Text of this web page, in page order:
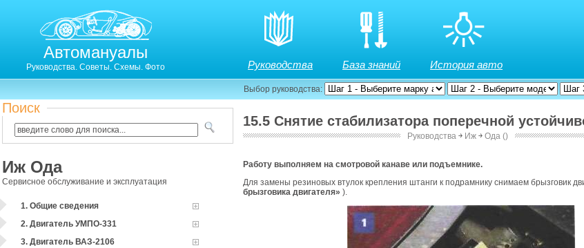
Автомануалы
Руководства. Советы. Схемы. Фото Руководства База знаний История авто
Выбор руководства:
Поиск
Иж Ода
Сервисное обслуживание и эксплуатация
1. Общие сведения
2. Двигатель УМПО-331
3. Двигатель ВАЗ-2106
15.5 Снятие стабилизатора поперечной
Руководства ￫ Иж ￫ Ода ()
Работу выполняем на смотровой канаве или подъемнике.
Для замены резиновых втулок крепления штанги к подрамнику снимаем брызговик
брызговика двигателя» ).